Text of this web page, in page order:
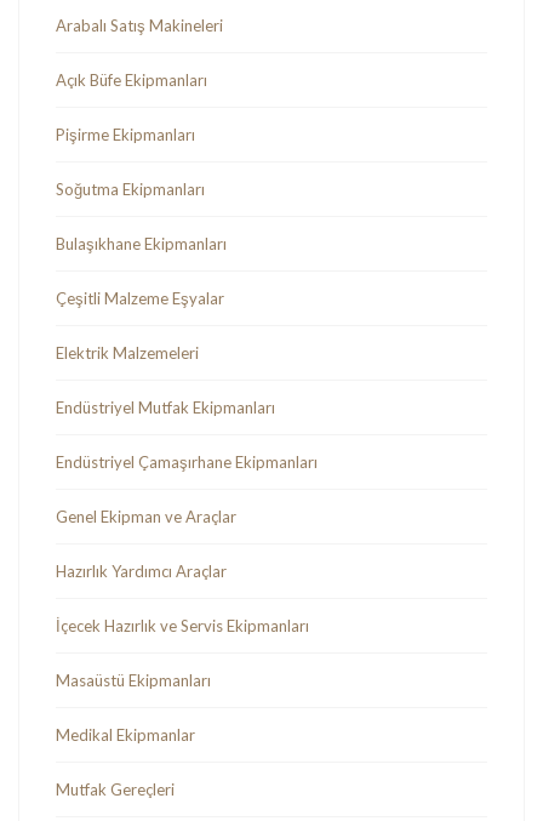
Arabalı Satış Makineleri
Açık Büfe Ekipmanları
Pişirme Ekipmanları
Soğutma Ekipmanları
Bulaşıkhane Ekipmanları
Çeşitli Malzeme Eşyalar
Elektrik Malzemeleri
Endüstriyel Mutfak Ekipmanları
Endüstriyel Çamaşırhane Ekipmanları
Genel Ekipman ve Araçlar
Hazırlık Yardımcı Araçlar
İçecek Hazırlık ve Servis Ekipmanları
Masaüstü Ekipmanları
Medikal Ekipmanlar
Mutfak Gereçleri